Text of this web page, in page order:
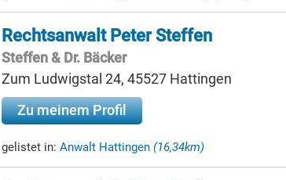
Rechtsanwalt Peter Steffen
Steffen & Dr. Bäcker
Zum Ludwigstal 24, 45527 Hattingen
Zu meinem Profil
gelistet in: Anwalt Hattingen (16,34km)